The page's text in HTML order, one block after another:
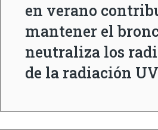
en verano
mantener el
neutraliza los
de la radiación